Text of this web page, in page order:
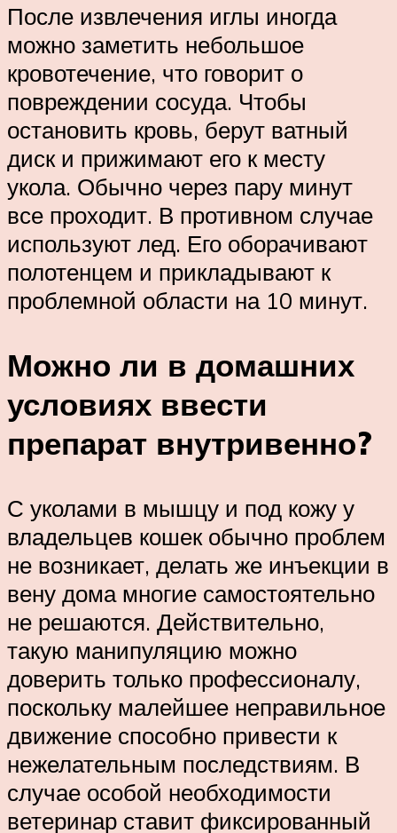
После извлечения иглы иногда
можно заметить небольшое
кровотечение, что говорит о
повреждении сосуда. Чтобы
остановить кровь, берут ватный
диск и прижимают его к месту
укола. Обычно через пару минут
все проходит. В противном случае
используют лед. Его оборачивают
полотенцем и прикладывают к
проблемной области на 10 минут.
Можно ли в домашних
условиях ввести
препарат внутривенно?
С уколами в мышцу и под кожу у
владельцев кошек обычно проблем
не возникает, делать же инъекции в
вену дома многие самостоятельно
не решаются. Действительно,
такую манипуляцию можно
доверить только профессионалу,
поскольку малейшее неправильное
движение способно привести к
нежелательным последствиям. В
случае особой необходимости
ветеринар ставит фиксированный